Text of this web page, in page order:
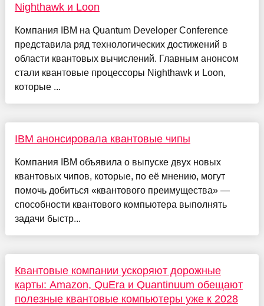
Nighthawk и Loon
Компания IBM на Quantum Developer Conference
представила ряд технологических достижений в
области квантовых вычислений. Главным анонсом
стали квантовые процессоры Nighthawk и Loon,
которые ...
IBM анонсировала квантовые чипы
Компания IBM объявила о выпуске двух новых
квантовых чипов, которые, по её мнению, могут
помочь добиться «квантового преимущества» —
способности квантового компьютера выполнять
задачи быстр...
Квантовые компании ускоряют дорожные
карты: Amazon, QuEra и Quantinuum обещают
полезные квантовые компьютеры уже к 2028